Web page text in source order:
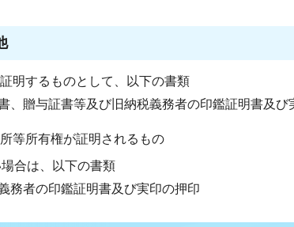
明するものとして、以下の書類
、贈与証書等及び旧納税義務者の印鑑証明書及び
等所有権が証明されるもの
場合は、以下の書類
務者の印鑑証明書及び実印の押印